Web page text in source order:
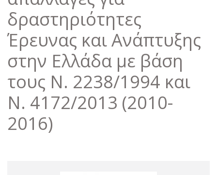
δραστηριότητες
Έρευνας και Ανάπτυξης
στην Ελλάδα με βάση
τους Ν. 2238/1994 και
N. 4172/2013 (2010-
2016)